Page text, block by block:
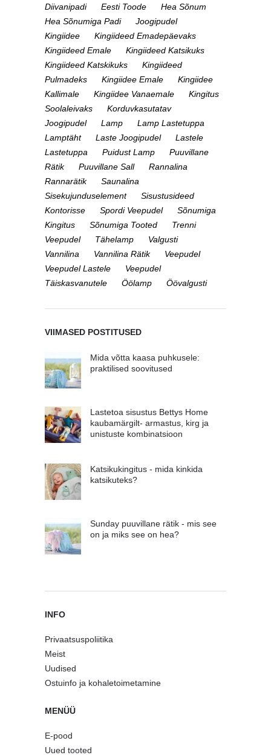
Diivanipadi
Eesti Toode
Hea Sõnum
Hea Sõnumiga Padi
Joogipudel
Kingiidee
Kingiideed Emadepäevaks
Kingiideed Emale
Kingiideed Katsikuks
Kingiideed Katskikuks
Kingiideed
Pulmadeks
Kingiidee Emale
Kingiidee
Kallimale
Kingiidee Vanaemale
Kingitus
Soolaleivaks
Korduvkasutatav
Joogipudel
Lamp
Lamp Lastetuppa
Lamptäht
Laste Joogipudel
Lastele
Lastetuppa
Puidust Lamp
Puuvillane
Rätik
Puuvillane Sall
Rannalina
Rannarätik
Saunalina
Sisekujunduselement
Sisustusideed
Kontorisse
Spordi Veepudel
Sõnumiga
Kingitus
Sõnumiga Tooted
Trenni
Veepudel
Tähelamp
Valgusti
Vannilina
Vannilina Rätik
Veepudel
Veepudel Lastele
Veepudel
Täiskasvanutele
Öölamp Öövalgusti
VIIMASED POSTITUSED
Mida võtta kaasa puhkusele:
praktilised soovitused
Lastetoa sisustus Bettys Home
kaubamärgilt- armastus, kirg ja
unistuste kombinatsioon
Katsikukingitus - mida kinkida
katsikuteks?
Sunday puuvillane rätik - mis see
on ja miks see on hea?
INFO
Privaatsuspoliitika
Meist
Uudised
Ostuinfo ja kohaletoimetamine
MENÜÜ
E-pood
Uued tooted